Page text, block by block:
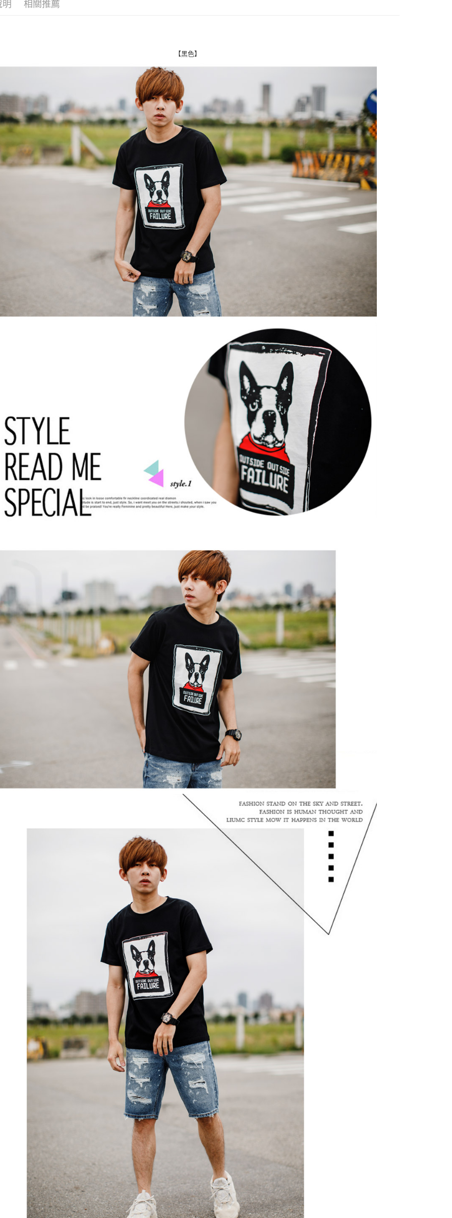
先享後付繳納相關費用。
※ 交易是否成功請以「AFTEE先享後付 」之結帳頁面顯示為準，若有關於
是否繳費成功／繳費後需取消欲退款等相關疑問，請聯繫「AFTEE先享後
付客戶支援中心」
https://netprotections.freshdesk.com/support/home
【注意事項】
１．透過由恩沛科技股份有限公司提供之「AFTEE先享後付」服務完成之
交易，需依本服務之必要範圍內提供個人資料，並將交易相關給付款項請
求債權轉讓予恩沛科技股份有限公司。
２．關於個人資料處理事宜，請瀏覽以下網址：
https://aftee.tw/terms/#terms3
３．未成年的使用者請事先徵得法定代理人或監護人之同意方可使用
「AFTEE先享後付」，若未經同意申辦者引起之損失，本公司不負相關責
任。
４．使用「AFTEE先享後付」時，將依據個別帳號之用戶狀況，依本公司
即時審查核予不同之上限額度；若仍有額度不足之情形，本公司將視審查
結果請求用戶進行身份認證。
５．嚴禁一人註冊多個帳號或使用他人資訊註冊。若發現惡意使用之情
形，恩沛科技股份有限公司將有權停止該用戶之使用額度並採取法律行
動。
每筆NT$80，滿NT$1,800(含以上)免運費
每筆NT$80，滿NT$1,800(含以上)免運費
先付款後7-11取貨
每筆NT$80，滿NT$1,800(含以上)免運費
宅配
每筆NT$120，滿NT$3,000(含以上)免運費
明 相關推薦
【黑色】